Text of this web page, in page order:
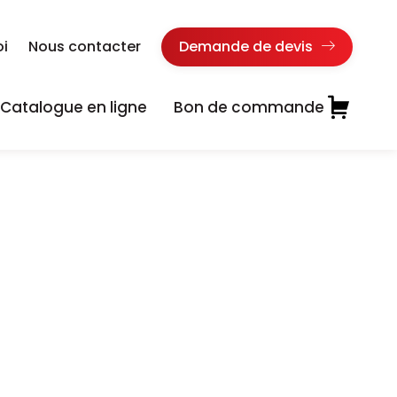
Nous contacter Demande de devis
Catalogue en ligne Bon de commande